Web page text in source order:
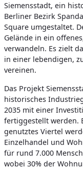
Siemensstadt, ein
Berliner Bezirk
Square umgestaltet.
Gelände in ein
verwandeln. Es zielt
in einer lebendigen,
vereinen.
Das Projekt
historisches
2035 mit einer
fertiggestellt werden.
genutztes Viertel
Einzelhandel und
für rund 7.000
wobei 30% der